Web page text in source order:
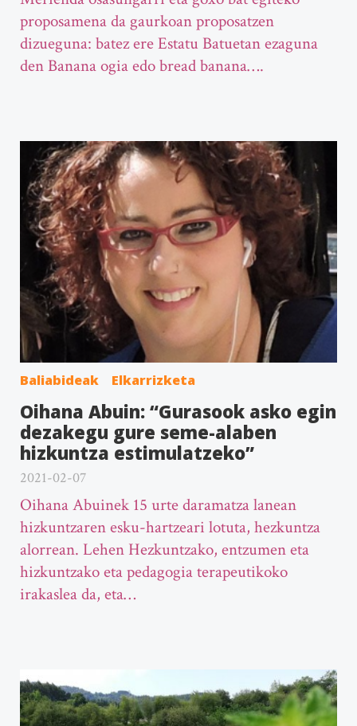
proposamena da gaurkoan proposatzen
dizueguna: batez ere Estatu Batuetan ezaguna
den Banana ogia edo bread banana….
Baliabideak Elkarrizketa
Oihana Abuin: “Gurasook asko egin
dezakegu gure seme-alaben
hizkuntza estimulatzeko”
2021-02-07
Oihana Abuinek 15 urte daramatza lanean
hizkuntzaren esku-hartzeari lotuta, hezkuntza
alorrean. Lehen Hezkuntzako, entzumen eta
hizkuntzako eta pedagogia terapeutikoko
irakaslea da, eta…